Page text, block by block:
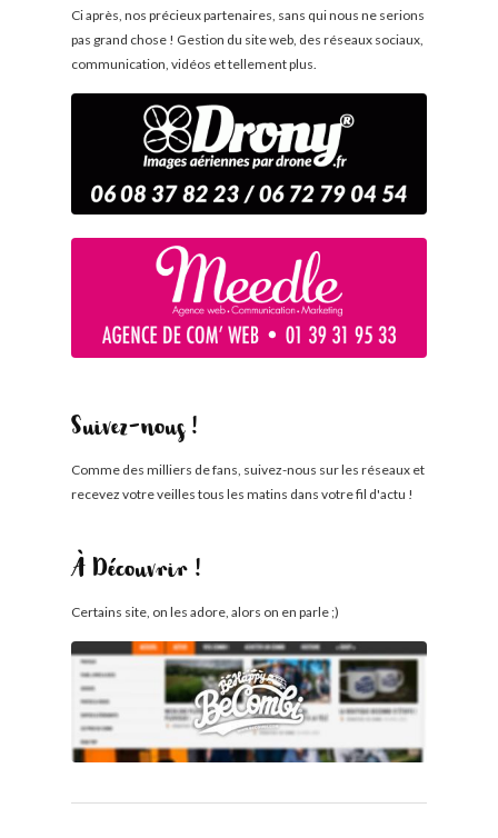
Ci après, nos précieux partenaires, sans qui nous ne serions
pas grand chose ! Gestion du site web, des réseaux sociaux,
communication, vidéos et tellement plus.
Suivez-nous !
Comme des milliers de fans, suivez-nous sur les réseaux et
recevez votre veilles tous les matins dans votre fil d'actu !
À Découvrir !
Certains site, on les adore, alors on en parle ;)